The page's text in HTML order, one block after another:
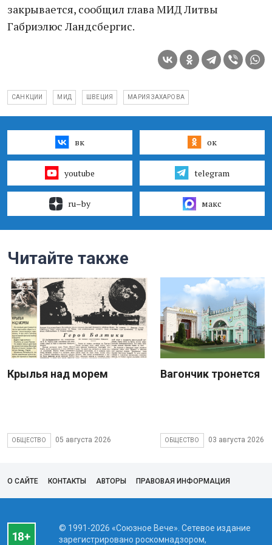
закрывается, сообщил глава МИД Литвы
Габриэлюс Ландсбергис.
САНКЦИИ МИД ШВЕЦИЯ МАРИЯ ЗАХАРОВА
вк ок
youtube telegram
ru–by макс
Читайте также
Крылья над морем
ОБЩЕСТВО 05 августа 2026
Вагончик тронется
ОБЩЕСТВО 03 августа 2026
О САЙТЕ КОНТАКТЫ АВТОРЫ ПРАВОВАЯ ИНФОРМАЦИЯ
© 1991-2026 «Союзное Вече». Сетевое издание
зарегистрировано роскомнадзором,